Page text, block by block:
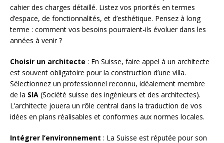
cahier des charges détaillé. Listez vos priorités en termes
d’espace, de fonctionnalités, et d’esthétique. Pensez à long
terme : comment vos besoins pourraient-ils évoluer dans les
années à venir ?
Choisir un architecte : En Suisse, faire appel à un architecte
est souvent obligatoire pour la construction d’une villa.
Sélectionnez un professionnel reconnu, idéalement membre
de la SIA (Société suisse des ingénieurs et des architectes).
L’architecte jouera un rôle central dans la traduction de vos
idées en plans réalisables et conformes aux normes locales.
Intégrer l’environnement : La Suisse est réputée pour son